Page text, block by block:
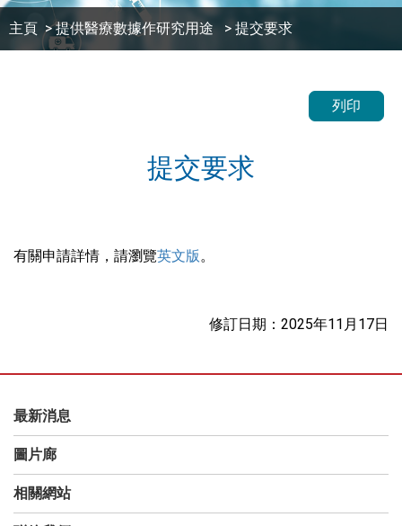
主頁 >提供醫療數據作研究用途 > 提交要求
列印
提交要求
有關申請詳情，請瀏覽英文版。
修訂日期：2025年11月17日
最新消息
圖片廊
相關網站